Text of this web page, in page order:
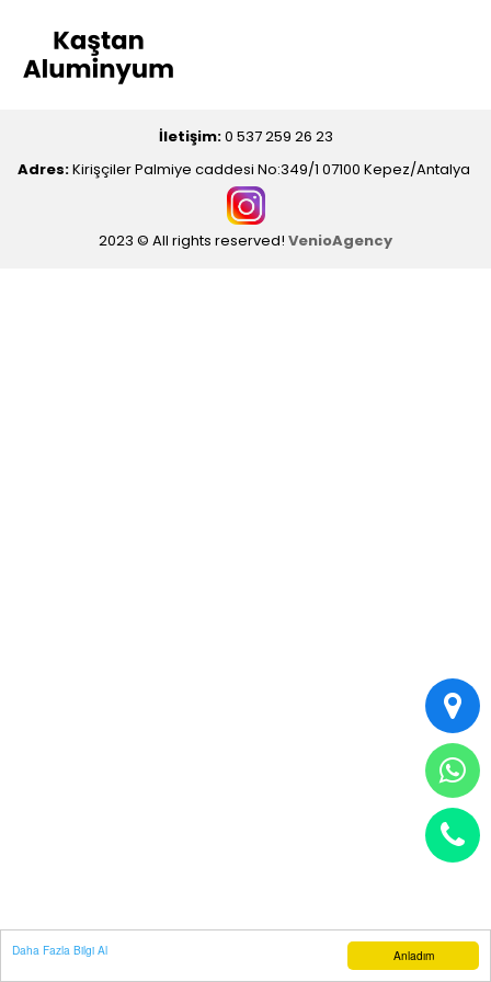
Anladım
Daha Fazla Bilgi Al
İletişim:0 537 259 26 23
Adres:Kirişçiler Palmiye caddesi No:349/1 07100 Kepez/Antalya
2023 © All rights reserved! VenioAgency